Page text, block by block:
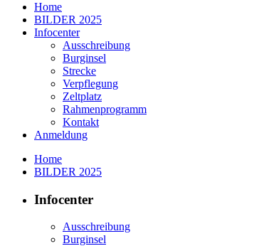
Home
BILDER 2025
Infocenter
Ausschreibung
Burginsel
Strecke
Verpflegung
Zeltplatz
Rahmenprogramm
Kontakt
Anmeldung
Home
BILDER 2025
Infocenter
Ausschreibung
Burginsel